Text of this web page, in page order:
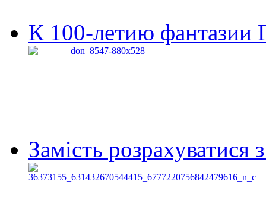
К 100-летию фантазии
Замість